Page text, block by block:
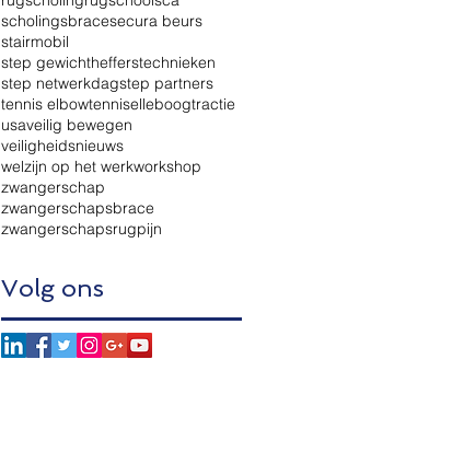
scholingsbracesecura beurs
stairmobil
step gewichthefferstechnieken
step netwerkdagstep partners
tennis elbowtenniselleboogtractie
usaveilig bewegen
veiligheidsnieuws
welzijn op het werkworkshop
zwangerschap
zwangerschapsbrace
zwangerschapsrugpijn
Volg ons